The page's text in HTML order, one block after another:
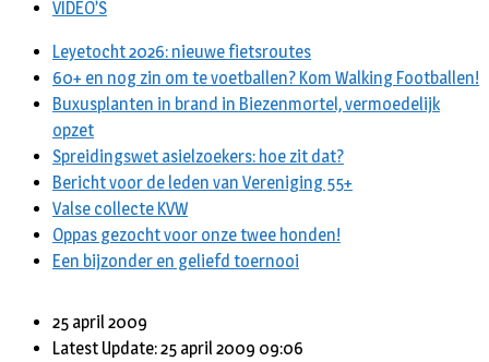
VIDEO’S
Leyetocht 2026: nieuwe fietsroutes
60+ en nog zin om te voetballen? Kom Walking Footballen!
Buxusplanten in brand in Biezenmortel, vermoedelijk
opzet
Spreidingswet asielzoekers: hoe zit dat?
Bericht voor de leden van Vereniging 55+
Valse collecte KVW
Oppas gezocht voor onze twee honden!
Een bijzonder en geliefd toernooi
25 april 2009
Latest Update: 25 april 2009 09:06